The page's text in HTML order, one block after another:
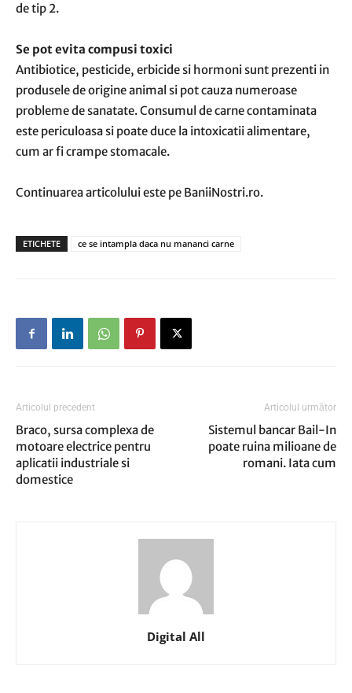
de tip 2.
Se pot evita compusi toxici
Antibiotice, pesticide, erbicide si hormoni sunt prezenti in
produsele de origine animal si pot cauza numeroase
probleme de sanatate. Consumul de carne contaminata
este periculoasa si poate duce la intoxicatii alimentare,
cum ar fi crampe stomacale.
Continuarea articolului este pe BaniiNostri.ro.
ETICHETE ce se intampla daca nu mananci carne
Articolul precedent
Braco, sursa complexa de
motoare electrice pentru
aplicatii industriale si
domestice
Articolul următor
Sistemul bancar Bail-In
poate ruina milioane de
romani. Iata cum
Digital All